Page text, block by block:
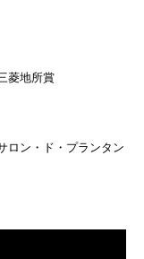
菱地所賞
ロン・ド・プランタン